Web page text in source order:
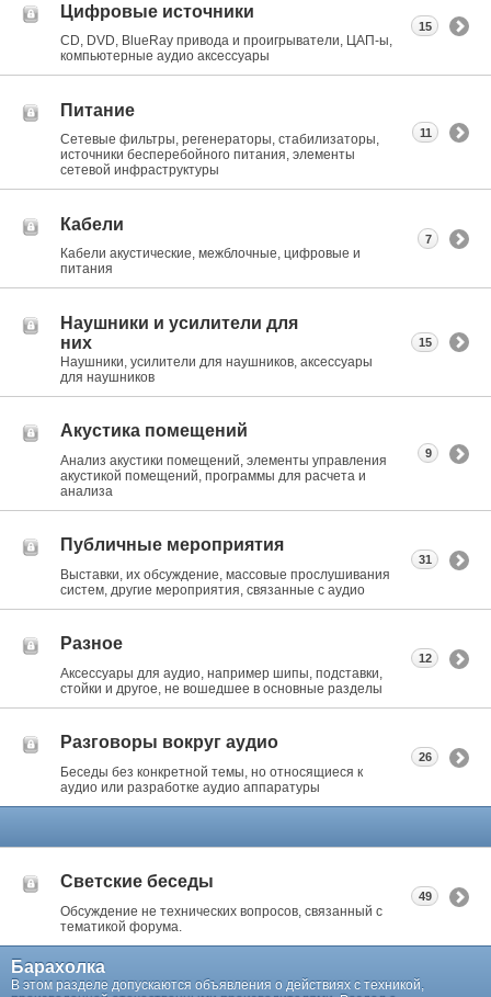
Цифровые источники
CD, DVD, BlueRay привода и проигрыватели, ЦАП-ы,
компьютерные аудио аксессуары
15
Питание
Сетевые фильтры, регенераторы, стабилизаторы,
источники бесперебойного питания, элементы
сетевой инфраструктуры
11
Кабели
Кабели акустические, межблочные, цифровые и
питания
7
Наушники и усилители для
них
Наушники, усилители для наушников, аксессуары
для наушников
15
Акустика помещений
Анализ акустики помещений, элементы управления
акустикой помещений, программы для расчета и
анализа
9
Публичные мероприятия
Выставки, их обсуждение, массовые прослушивания
систем, другие мероприятия, связанные с аудио
31
Разное
Аксессуары для аудио, например шипы, подставки,
стойки и другое, не вошедшее в основные разделы
12
Разговоры вокруг аудио
Беседы без конкретной темы, но относящиеся к
аудио или разработке аудио аппаратуры
26
Светские беседы
Обсуждение не технических вопросов, связанный с
тематикой форума.
49
Барахолка
В этом разделе допускаются объявления о действиях с техникой,